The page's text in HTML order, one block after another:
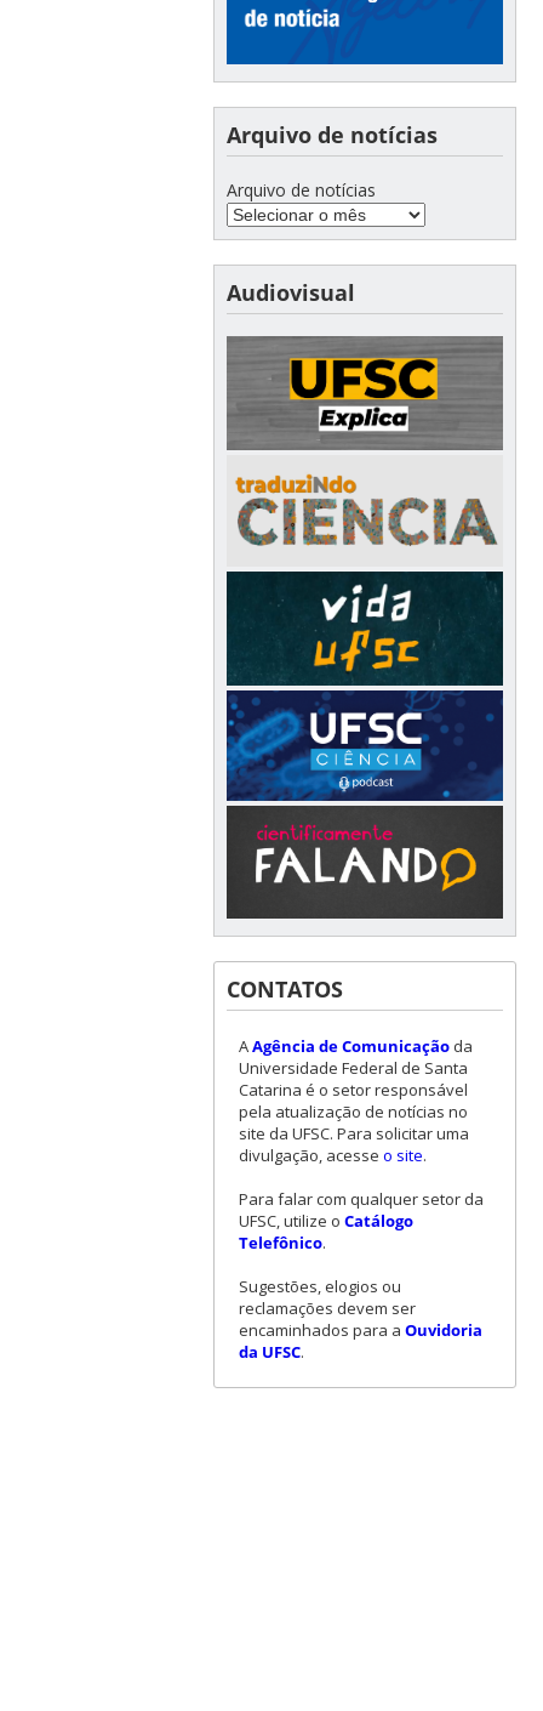
Arquivo de notícias
Arquivo de notícias
Audiovisual
CONTATOS
AAgência de Comunicaçãoda
Universidade Federal de Santa
Catarina é o setor responsável
pela atualização de notícias no
site da UFSC. Para solicitar uma
divulgação, acesse o site.
Para falar com qualquer setor da
UFSC, utilize o Catálogo
Telefônico.
Sugestões, elogios ou
reclamações devem ser
encaminhados para a Ouvidoria
da UFSC.